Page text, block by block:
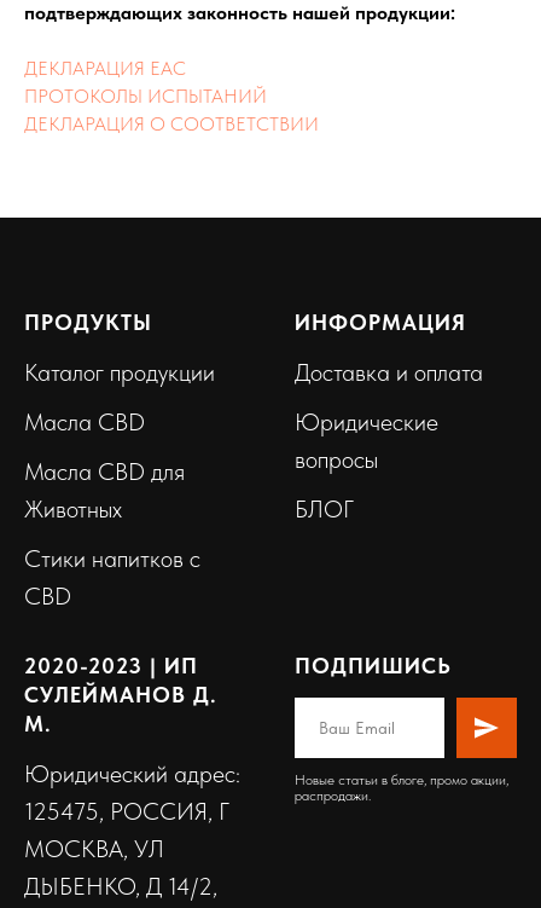
подтверждающих законность нашей продукции:
ДЕКЛАРАЦИЯ ЕАС
ПРОТОКОЛЫ ИСПЫТАНИЙ
ДЕКЛАРАЦИЯ О СООТВЕТСТВИИ
ПРОДУКТЫ
Каталог продукции
Масла CBD
Масла CBD для
Животных
Стики напитков с
CBD
ИНФОРМАЦИЯ
Доставка и оплата
Юридические
вопросы
БЛОГ
2020-2023 | ИП
СУЛЕЙМАНОВ Д.
М.
Юридический адрес:
125475, РОССИЯ, Г
МОСКВА, УЛ
ДЫБЕНКО, Д 14/2,
ПОДПИШИСЬ
Новые статьи в блоге, промо акции,
распродажи.